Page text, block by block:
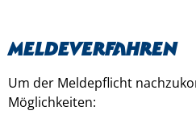
Meldeverfahren
Um der Meldepflicht
Möglichkeiten: